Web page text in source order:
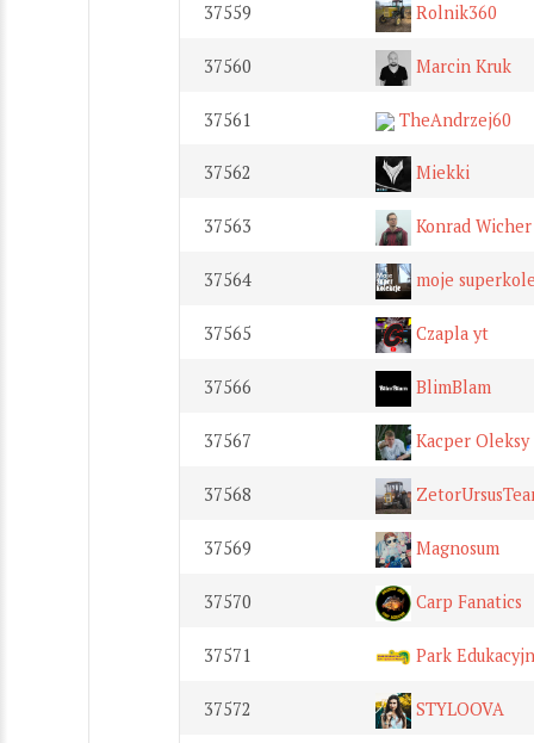
37559 Rolnik360
37560 Marcin Kruk
37561 TheAndrzej60
37562 Miekki
37563 Konrad Wicher
37564 moje
37565 Czapla yt
37566 BlimBlam
37567 Kacper Oleksy
37568
37569 Magnosum
37570 Carp Fanatics
37571 Park
37572 STYLOOVA